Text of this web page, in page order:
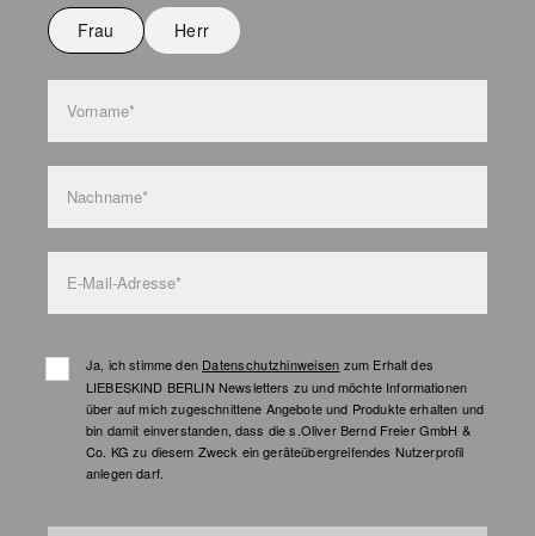
Nicht waschen
Frau Herr
Vorname*
Nachname*
E-Mail-Adresse*
Ja, ich stimme den Datenschutzhinweisen zum Erhalt des
LIEBESKIND BERLIN Newsletters zu und möchte Informationen
über auf mich zugeschnittene Angebote und Produkte erhalten und
bin damit einverstanden, dass die s.Oliver Bernd Freier GmbH &
Co. KG zu diesem Zweck ein geräteübergreifendes Nutzerprofil
anlegen darf.